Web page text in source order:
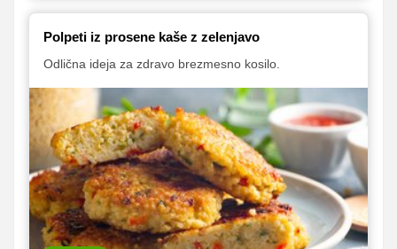
Polpeti iz prosene kaše z zelenjavo
Odlična ideja za zdravo brezmesno kosilo.